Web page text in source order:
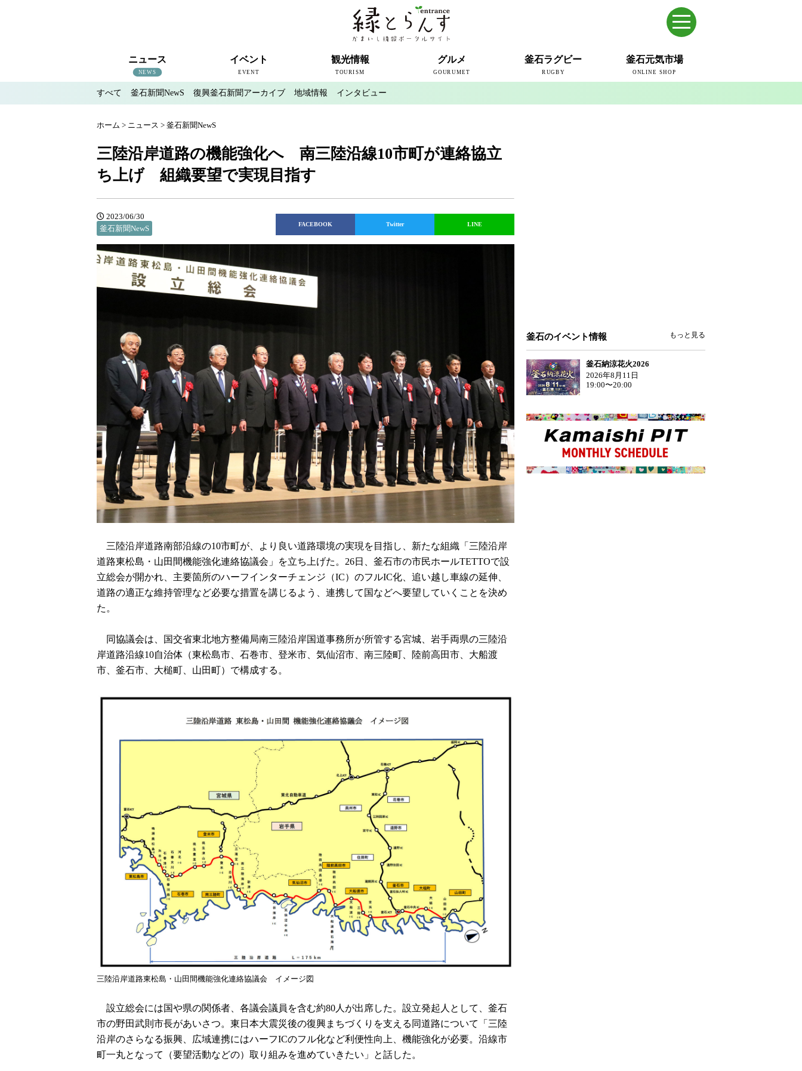
ニュース
NEWS
すべて
釜石新聞NewS
復興釜石新聞アーカイブ
地域情報
インタビュー
イベント
EVENT
釜石のイベント情報
観光情報
TOURISM
近代製鉄発祥の地
観光スポット
宿泊情報
釜石情報交流センター
魚河岸テラス
うのすまい・トモス
根浜シーサイド
SL銀河
三陸鉄道
グルメ
GOURUMET
釜石ラグビー
RUGBY
釜石元気市場
ONLINE SHOP
すべて 釜石新聞NewS 復興釜石新聞アーカイブ 地域情報 インタビュー
ホーム > ニュース > 釜石新聞NewS
三陸沿岸道路の機能強化へ 南三陸沿線10市町が連絡協立
ち上げ 組織要望で実現目指す
2023/06/30
釜石新聞NewS
FACEBOOK Twitter LINE
三陸沿岸道路南部沿線の10市町が、より良い道路環境の実現を目指し、新たな組織「三陸沿岸
道路東松島・山田間機能強化連絡協議会」を立ち上げた。26日、釜石市の市民ホールTETTOで設
立総会が開かれ、主要箇所のハーフインターチェンジ（IC）のフルIC化、追い越し車線の延伸、
道路の適正な維持管理など必要な措置を講じるよう、連携して国などへ要望していくことを決め
た。
同協議会は、国交省東北地方整備局南三陸沿岸国道事務所が所管する宮城、岩手両県の三陸沿
岸道路沿線10自治体（東松島市、石巻市、登米市、気仙沼市、南三陸町、陸前高田市、大船渡
市、釜石市、大槌町、山田町）で構成する。
三陸沿岸道路東松島・山田間機能強化連絡協議会 イメージ図
設立総会には国や県の関係者、各議会議員を含む約80人が出席した。設立発起人として、釜石
市の野田武則市長があいさつ。東日本大震災後の復興まちづくりを支える同道路について「三陸
沿岸のさらなる振興、広域連携にはハーフICのフル化など利便性向上、機能強化が必要。沿線市
町一丸となって（要望活動などの）取り組みを進めていきたい」と話した。
釜石のイベント情報 もっと見る
釜石納涼花火2026
2026年8月11日
19:00〜20:00